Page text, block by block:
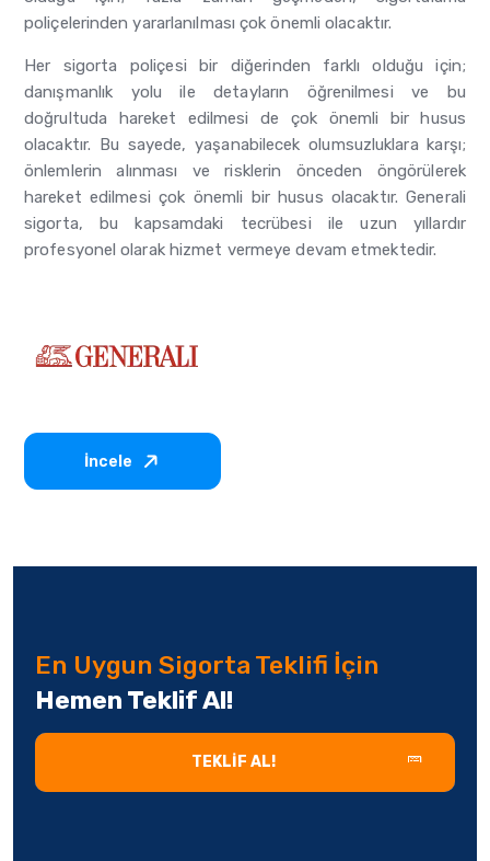
poliçelerinden yararlanılması çok önemli olacaktır.
Her sigorta poliçesi bir diğerinden farklı olduğu için;
danışmanlık yolu ile detayların öğrenilmesi ve bu
doğrultuda hareket edilmesi de çok önemli bir husus
olacaktır. Bu sayede, yaşanabilecek olumsuzluklara karşı;
önlemlerin alınması ve risklerin önceden öngörülerek
hareket edilmesi çok önemli bir husus olacaktır. Generali
sigorta, bu kapsamdaki tecrübesi ile uzun yıllardır
profesyonel olarak hizmet vermeye devam etmektedir.
İncele
En Uygun Sigorta Teklifi İçin
Hemen Teklif Al!
TEKLIF AL!